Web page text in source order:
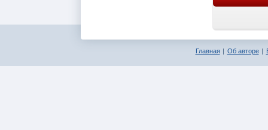
Главная Об авторе